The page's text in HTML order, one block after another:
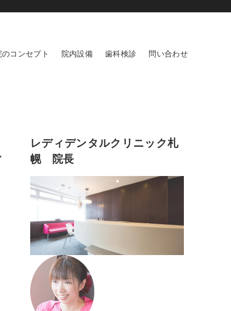
のコンセプト 院内設備 歯科検診 問い合わせ
レディデンタルクリニック札
幌 院長